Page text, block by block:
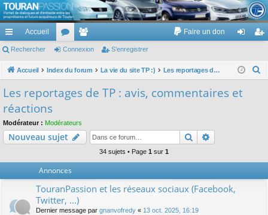
TouranPassion
Le forum des propriétaires ou futurs acquéreurs du Volkswagen Touran
cc
ès
pi
de
Accueil
or
u
e
m
Faire un don
ne nr
Rechercher Connexion S’enregistrer
Accueil Index du forum La vie du site TP :) Les reportages de TP : avis, commentaires et réactions
h
Les reportages de TP : avis, commentaires et
réactions
Modérateur : Modérateurs
Nouveau sujet Rechercher
34 sujets • Page 1 sur 1
Annonces
TouranPassion et les réseaux sociaux (Facebook,
Twitter, ...)
Dernier message par gnanvofredy « 13 oct. 2025, 16:19